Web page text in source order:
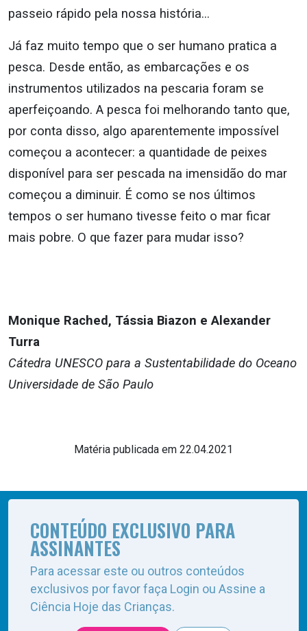
passeio rápido pela nossa história…
Já faz muito tempo que o ser humano pratica a
pesca. Desde então, as embarcações e os
instrumentos utilizados na pescaria foram se
aperfeiçoando. A pesca foi melhorando tanto que,
por conta disso, algo aparentemente impossível
começou a acontecer: a quantidade de peixes
disponível para ser pescada na imensidão do mar
começou a diminuir. É como se nos últimos
tempos o ser humano tivesse feito o mar ficar
mais pobre. O que fazer para mudar isso?
Monique Rached, Tássia Biazon e Alexander
Turra
Cátedra UNESCO para a Sustentabilidade do Oceano
Universidade de São Paulo
Matéria publicada em 22.04.2021
CONTEÚDO EXCLUSIVO PARA
ASSINANTES
Para acessar este ou outros conteúdos
exclusivos por favor faça Login ou Assine a
Ciência Hoje das Crianças.